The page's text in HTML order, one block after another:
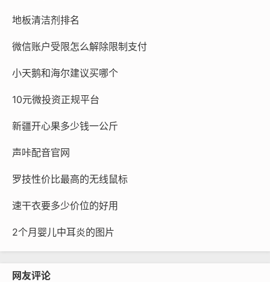
地板清洁剂排名
微信账户受限怎么解除限制支付
小天鹅和海尔建议买哪个
10元微投资正规平台
新疆开心果多少钱一公斤
声咔配音官网
罗技性价比最高的无线鼠标
速干衣要多少价位的好用
2个月婴儿中耳炎的图片
网友评论